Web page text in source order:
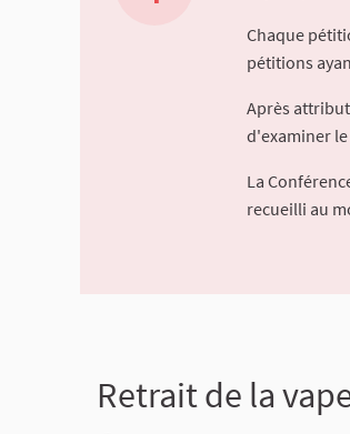
Chaque
pétitions
Après
d'examiner
La
recueilli au
Retrait de la